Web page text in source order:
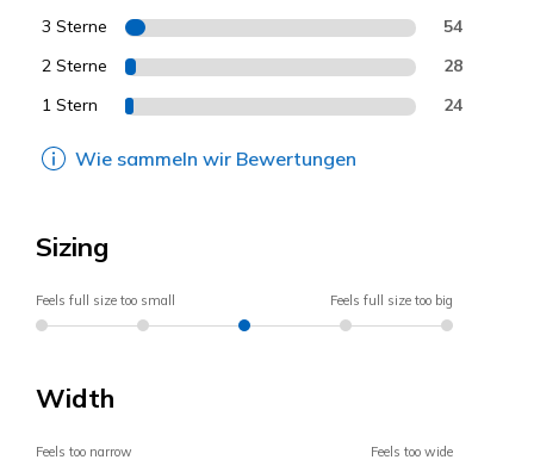
3 Sterne 54
2 Sterne 28
1 Stern 24
Wie sammeln wir Bewertungen
Sizing
Feels full size too small Feels full size too big
Width
Feels too narrow Feels too wide